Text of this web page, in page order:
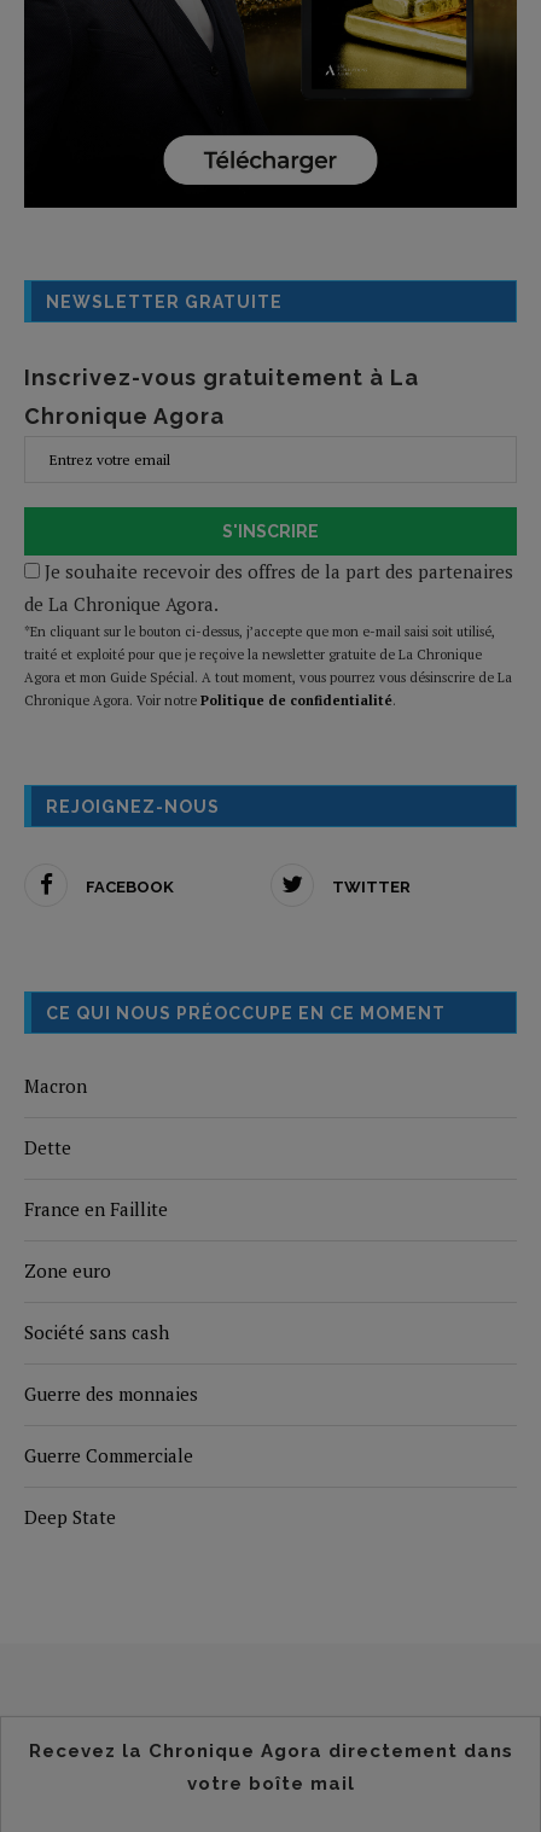
NEWSLETTER GRATUITE
Inscrivez-vous gratuitement à La
Chronique Agora
S'INSCRIRE
Je souhaite recevoir des offres de la part des partenaires
de La Chronique Agora.
*En cliquant sur le bouton ci-dessus, j’accepte que mon e-mail saisi soit utilisé,
traité et exploité pour que je reçoive la newsletter gratuite de La Chronique
Agora et mon Guide Spécial. A tout moment, vous pourrez vous désinscrire de La
Chronique Agora. Voir notre Politique de confidentialité.
REJOIGNEZ-NOUS
FACEBOOK TWITTER
CE QUI NOUS PRÉOCCUPE EN CE MOMENT
Macron
Dette
France en Faillite
Zone euro
Société sans cash
Guerre des monnaies
Guerre Commerciale
Deep State
Recevez la Chronique Agora directement dans
votre boîte mail